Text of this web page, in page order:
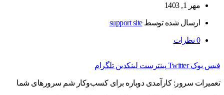
مهر 1, 1403
ارسال شده توسطsupport site
0 نظرات
فیس بوک Twitter پینترست لینکدین تلگرام
تعمیرات سرور: کارآمدی دوباره برای کسب‌وکار شم سرورهای شما